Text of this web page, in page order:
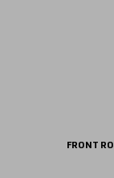
FRONT